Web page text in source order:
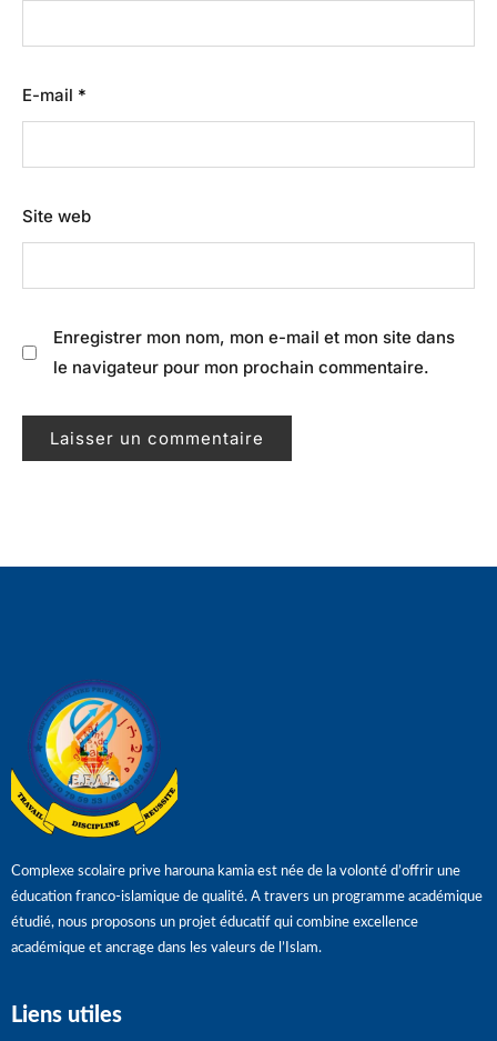
E-mail *
Site web
Enregistrer mon nom, mon e-mail et mon site dans
le navigateur pour mon prochain commentaire.
Complexe scolaire prive harouna kamia est née de la volonté d’offrir une
éducation franco-islamique de qualité. A travers un programme académique
étudié, nous proposons un projet éducatif qui combine excellence
académique et ancrage dans les valeurs de l’Islam.
Liens utiles